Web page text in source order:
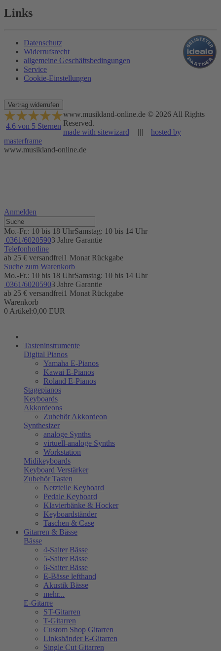
Links
Datenschutz
Widerrufsrecht
allgemeine Geschäftsbedingungen
Service
Cookie-Einstellungen
Vertrag widerrufen
4.6 von 5 Sternen
www.musikland-online.de © 2026 All Rights
Reserved.
made with sitewizard
|||
hosted by
masterframe
www.musikland-online.de
Anmelden
Mo.-Fr.: 10 bis 18 UhrSamstag: 10 bis 14 Uhr
0361/60205903 Jahre Garantie
Telefonhotline
ab 25 € versandfrei1 Monat Rückgabe
Suche zum Warenkorb
Mo.-Fr.: 10 bis 18 UhrSamstag: 10 bis 14 Uhr
0361/60205903 Jahre Garantie
ab 25 € versandfrei1 Monat Rückgabe
Warenkorb
0 Artikel:0,00 EUR
Tasteninstrumente
Digital Pianos
Yamaha E-Pianos
Kawai E-Pianos
Roland E-Pianos
Stagepianos
Keyboards
Akkordeons
Zubehör Akkordeon
Synthesizer
analoge Synths
virtuell-analoge Synths
Workstation
Midikeyboards
Keyboard Verstärker
Zubehör Tasten
Netzteile Keyboard
Pedale Keyboard
Klavierbänke & Hocker
Keyboardständer
Taschen & Case
Gitarren & Bässe
Bässe
4-Saiter Bässe
5-Saiter Bässe
6-Saiter Bässe
E-Bässe lefthand
Akustik Bässe
mehr...
E-Gitarre
ST-Gitarren
T-Gitarren
Custom Shop Gitarren
Linkshänder E-Gitarren
Single Cut Gitarren